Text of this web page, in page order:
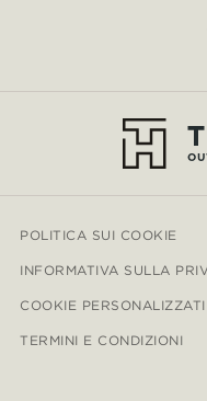
POLITICA SUI COOKIE
INFORMATIVA SULLA
COOKIE PERSONALIZZATI
TERMINI E CONDIZIONI